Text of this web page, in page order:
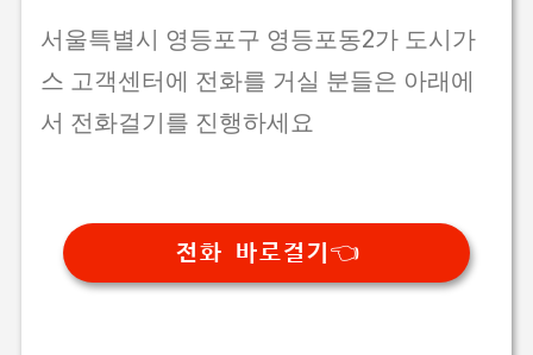
서울특별시 영등포구 영등포동2가 도시가
스 고객센터에 전화를 거실 분들은 아래에
서 전화걸기를 진행하세요
전화 바로걸기👈